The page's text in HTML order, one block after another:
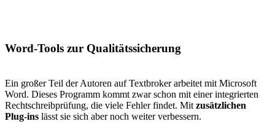
Word-Tools zur Qualitätssicherung
Ein großer Teil der Autoren auf Textbroker arbeitet mit Microsoft
Word. Dieses Programm kommt zwar schon mit einer integrierten
Rechtschreibprüfung, die viele Fehler findet. Mit zusätzlichen
Plug-ins lässt sie sich aber noch weiter verbessern.